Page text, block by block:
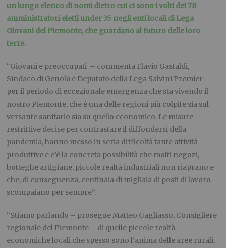
un lungo elenco di nomi dietro cui ci sono i volti dei 78
amministratori eletti under 35 negli enti locali di Lega
Giovani del Piemonte, che guardano al futuro delle loro
terre.
“Giovani e preoccupati – commenta Flavio Gastaldi,
Sindaco di Genola e Deputato della Lega Salvini Premier –
per il periodo di eccezionale emergenza che sta vivendo il
nostro Piemonte, che è una delle regioni più colpite sia sul
versante sanitario sia su quello economico. Le misure
restrittive decise per contrastare il diffondersi della
pandemia, hanno messo in seria difficoltà tante attività
produttive e c’è la concreta possibilità che molti negozi,
botteghe artigiane, piccole realtà industriali non riaprano e
che, di conseguenza, centinaia di migliaia di posti di lavoro
scompaiano per sempre”.
“Stiamo parlando – prosegue Matteo Gagliasso, Consigliere
regionale del Piemonte – di quelle piccole realtà
economiche locali che spesso sono l’anima delle aree rurali,